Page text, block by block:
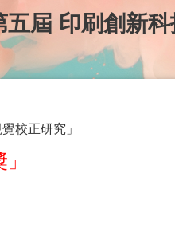
屆 印刷創新
校正研究」